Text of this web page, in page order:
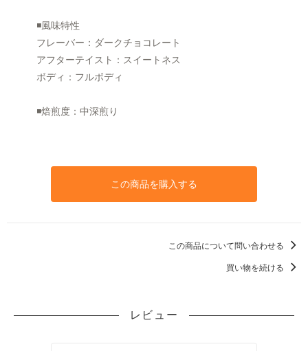
◾️風味特性
フレーバー：ダークチョコレート
アフターテイスト：スイートネス
ボディ：フルボディ
◾️焙煎度：中深煎り
この商品を購入する
この商品について問い合わせる
買い物を続ける
レビュー